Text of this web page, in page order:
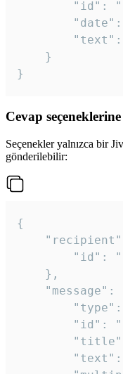
}
Cevap
Seçenekler yalnızca bir
gönderilebilir:
{